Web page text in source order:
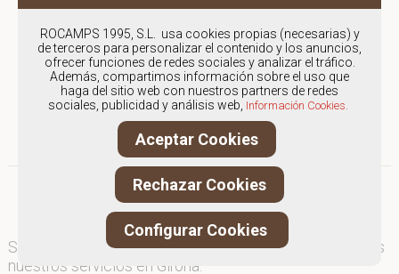
Los envíos a Girona gestionados
entre semana se entregarán en
menos de 48 horas; los pedidos
realizados en fin de semana, el
producto se enviará a partir del
lunes.
Somos especialistas en Outlet de botas
, y ofrecemos
nuestros servicios en Girona.
ROCAMPS 1995, S.L. usa cookies propias (necesarias) y
de terceros para personalizar el contenido y los anuncios,
ofrecer funciones de redes sociales y analizar el tráfico.
Además, compartimos información sobre el uso que
haga del sitio web con nuestros partners de redes
sociales, publicidad y análisis web, Información Cookies.
Aceptar Cookies
Rechazar Cookies
Configurar Cookies